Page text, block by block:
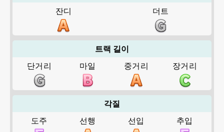
잔디
더트
트랙 길이
단거리
마일 중거리 장거리
각질
도주
선행 선입 추입